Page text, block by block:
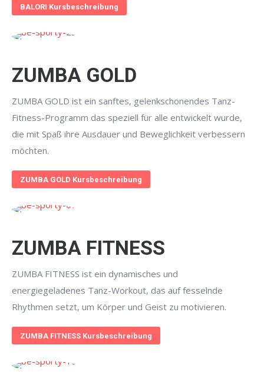
BALORI Kursbeschreibung
ZUMBA GOLD
ZUMBA GOLD ist ein sanftes, gelenkschonendes Tanz-
Fitness-Programm das speziell für alle entwickelt wurde,
die mit Spaß ihre Ausdauer und Beweglichkeit verbessern
möchten.
ZUMBA GOLD Kursbeschreibung
ZUMBA FITNESS
ZUMBA FITNESS ist ein dynamisches und
energiegeladenes Tanz-Workout, das auf fesselnde
Rhythmen setzt, um Körper und Geist zu motivieren.
ZUMBA FITNESS Kursbeschreibung